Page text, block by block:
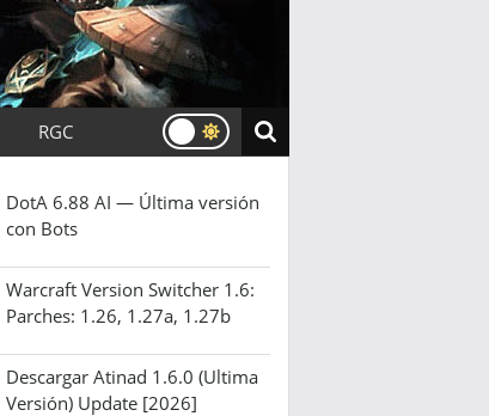
RGC
DotA 6.88 AI — Última versión
con Bots
Warcraft Version Switcher 1.6:
Parches: 1.26, 1.27a, 1.27b
Descargar Atinad 1.6.0 (Ultima
Versión) Update [2026]